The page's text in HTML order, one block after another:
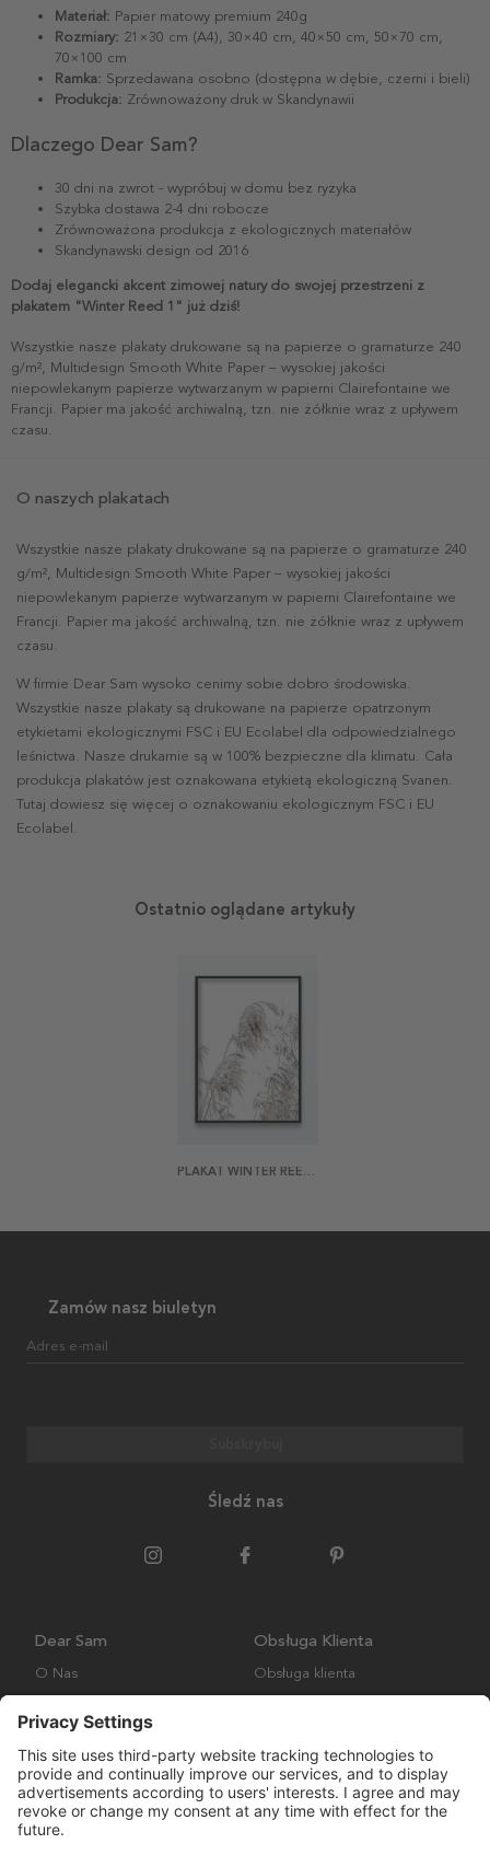
Materiał: Papier matowy premium 240g
Rozmiary: 21×30 cm (A4), 30×40 cm, 40×50 cm, 50×70 cm,
70×100 cm
Ramka: Sprzedawana osobno (dostępna w dębie, czerni i bieli)
Produkcja: Zrównoważony druk w Skandynawii
Dlaczego Dear Sam?
30 dni na zwrot - wypróbuj w domu bez ryzyka
Szybka dostawa 2-4 dni robocze
Zrównoważona produkcja z ekologicznych materiałów
Skandynawski design od 2016
Dodaj elegancki akcent zimowej natury do swojej przestrzeni z
plakatem "Winter Reed 1" już dziś!
Wszystkie nasze plakaty drukowane są na papierze o gramaturze 240
g/m², Multidesign Smooth White Paper – wysokiej jakości
niepowlekanym papierze wytwarzanym w papierni Clairefontaine we
Francji. Papier ma jakość archiwalną, tzn. nie żółknie wraz z upływem
czasu.
O naszych plakatach
Wszystkie nasze plakaty drukowane są na papierze o gramaturze 240
g/m², Multidesign Smooth White Paper – wysokiej jakości
niepowlekanym papierze wytwarzanym w papierni Clairefontaine we
Francji. Papier ma jakość archiwalną, tzn. nie żółknie wraz z upływem
czasu.
W firmie Dear Sam wysoko cenimy sobie dobro środowiska.
Wszystkie nasze plakaty są drukowane na papierze opatrzonym
etykietami ekologicznymi FSC i EU Ecolabel dla odpowiedzialnego
leśnictwa. Nasze drukarnie są w 100% bezpieczne dla klimatu. Cała
produkcja plakatów jest oznakowana etykietą ekologiczną Svanen.
Tutaj dowiesz się więcej o oznakowaniu ekologicznym FSC i EU
Ecolabel.
Ostatnio oglądane artykuły
PLAKAT WINTER REED 1
Zamów nasz biuletyn
Adres e-mail
Śledź nas
Dear Sam
O Nas
Obsługa Klienta
Obsługa klienta
Wysyłka i Dostawa